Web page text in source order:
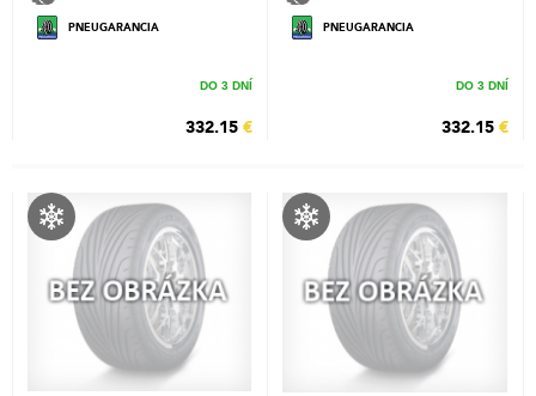
PNEUGARANCIA
DO 3 DNÍ
332.15 €
PNEUGARANCIA
DO 3 DNÍ
332.15 €